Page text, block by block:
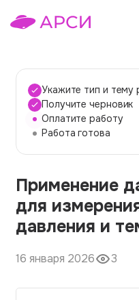
Темы работ
О сервисе
О компании
Наши гарантии
Вопросы и ответы
Контакты
Укажите тип и тему
Получите черновик
Оплатите работу
Работа готова
Применение
для
давления и
16 января 2026 3